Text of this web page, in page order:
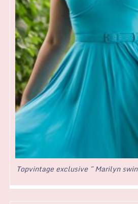
Topvintage exclusive ~ Marilyn